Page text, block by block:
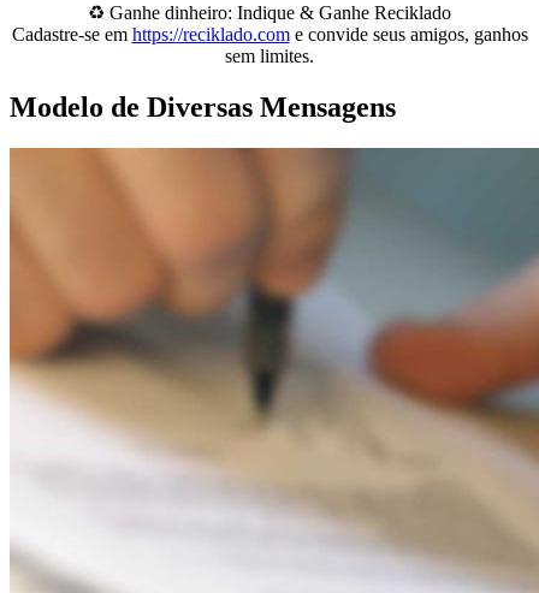
♻️ Ganhe dinheiro: Indique & Ganhe Reciklado
Cadastre-se em https://reciklado.come convide seus amigos, ganhos
sem limites.
Modelo de Diversas Mensagens